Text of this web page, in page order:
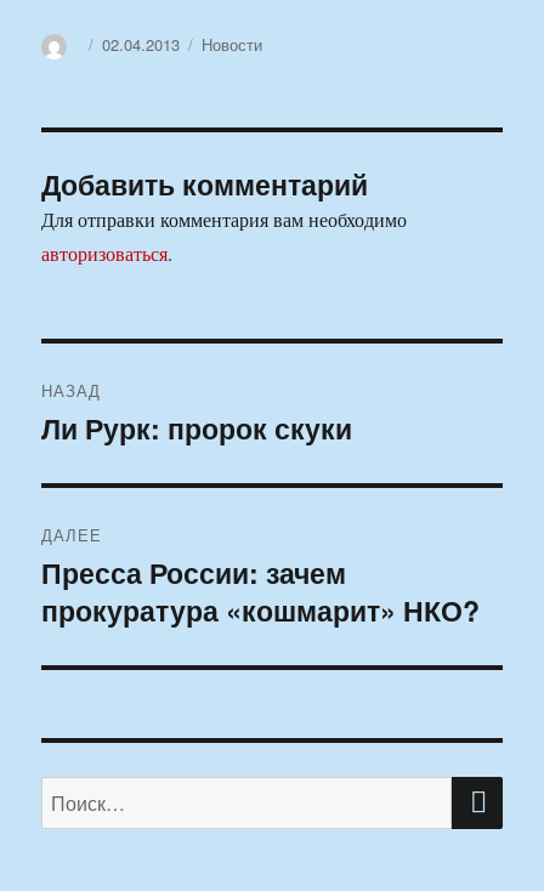
АвторОпубликовано
02.04.2013 Рубрики
Новости
Добавить комментарий
Для отправки комментария вам необходимо
авторизоваться.
по
НАЗАД
Предыдущая
Ли Рурк: пророк скуки
ДАЛЕЕ
Следующая
запись:
Пресса России: зачем
прокуратура «кошмарит» НКО?
Искать: